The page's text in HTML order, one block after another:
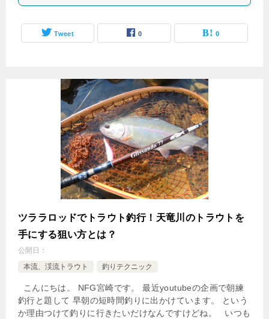
Tweet 0 0
ツララロッドでトラウト釣行！天竜川のトラウトを
手にする狙い方とは？
公開日：
本流、渓流トラウト
釣りテクニック
こんにちは。 NFG宮崎です。 最近youtubeの企画で朝練
釣行と題して 早朝の短時間釣りに出かけています。 という
か理由つけて釣りに行きたいだけなんですけどね。 いつも